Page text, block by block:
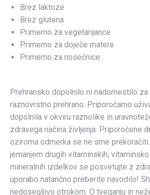
Brez laktoze
Brez glutena
Primerno za vegetarijance
Primerno za doječe matere
Primerno za nosečnice
Prehransko dopolnilo ni nadomestilo za
raznovrstno prehrano. Priporočamo
dopolnila v okviru raznolike in
zdravega načina življenja. Priporočene
oziroma odmerka se ne sme
jemanjem drugih vitaminskih,
mineralnih izdelkov se posvetujte z
uporabo natančno preberite navodilo!
nedosegljivo otrokom. O tveganju in